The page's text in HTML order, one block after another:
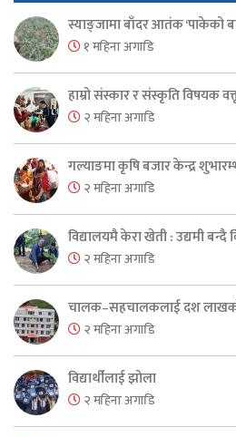
स्याङ्जामा बाँदर आतंक ‘पाकेको
१ महिना अगाडि
हाम्रो संस्कार र संस्कृति विषयक
२ महिना अगाडि
गल्याङमा कृषि बजार केन्द्र
२ महिना अगाडि
विद्यालयमै केरा खेती : उद्यमी बन्दै
२ महिना अगाडि
चालक–सहचालकलाई दश लाखको
२ महिना अगाडि
विद्यार्थीलाई झोला
२ महिना अगाडि